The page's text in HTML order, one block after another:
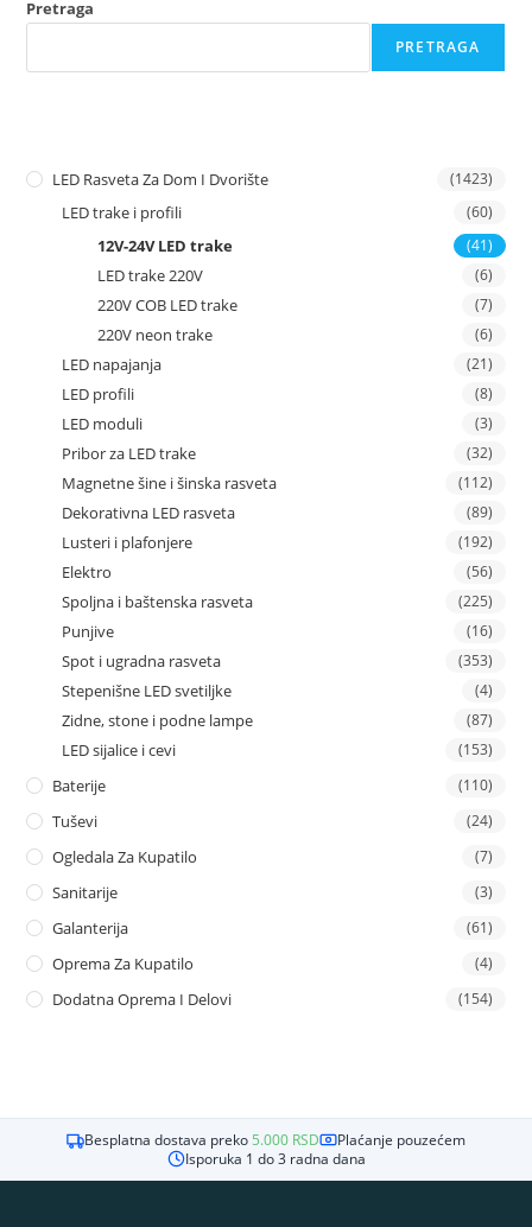
Pretraga
PRETRAGA
LED Rasveta Za Dom I Dvorište (1423)
LED trake i profili (60)
12V-24V LED trake (41)
LED trake 220V (6)
220V COB LED trake (7)
220V neon trake (6)
LED napajanja (21)
LED profili (8)
LED moduli (3)
Pribor za LED trake (32)
Magnetne šine i šinska rasveta (112)
Dekorativna LED rasveta (89)
Lusteri i plafonjere (192)
Elektro (56)
Spoljna i baštenska rasveta (225)
Punjive (16)
Spot i ugradna rasveta (353)
Stepenišne LED svetiljke (4)
Zidne, stone i podne lampe (87)
LED sijalice i cevi (153)
Baterije (110)
Tuševi (24)
Ogledala Za Kupatilo (7)
Sanitarije (3)
Galanterija (61)
Oprema Za Kupatilo (4)
Dodatna Oprema I Delovi (154)
Besplatna dostava preko 5.000 RSD
Plaćanje pouzećem
Isporuka 1 do 3 radna dana